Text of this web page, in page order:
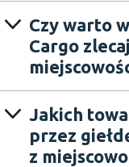
Czy warto
Cargo
Jakich
przez
z